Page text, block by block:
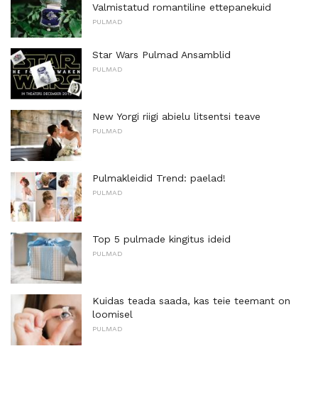
Valmistatud romantiline ettepanekuid
PULMAD
Star Wars Pulmad Ansamblid
PULMAD
New Yorgi riigi abielu litsentsi teave
PULMAD
Pulmakleidid Trend: paelad!
PULMAD
Top 5 pulmade kingitus ideid
PULMAD
Kuidas teada saada, kas teie teemant on
loomisel
PULMAD